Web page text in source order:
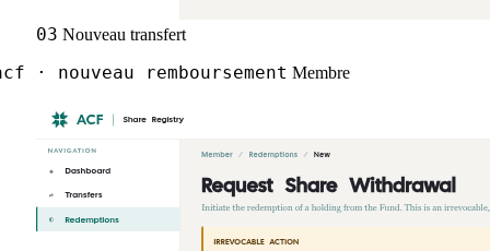
03 Nouveau transfert
· nouveau remboursement Membre